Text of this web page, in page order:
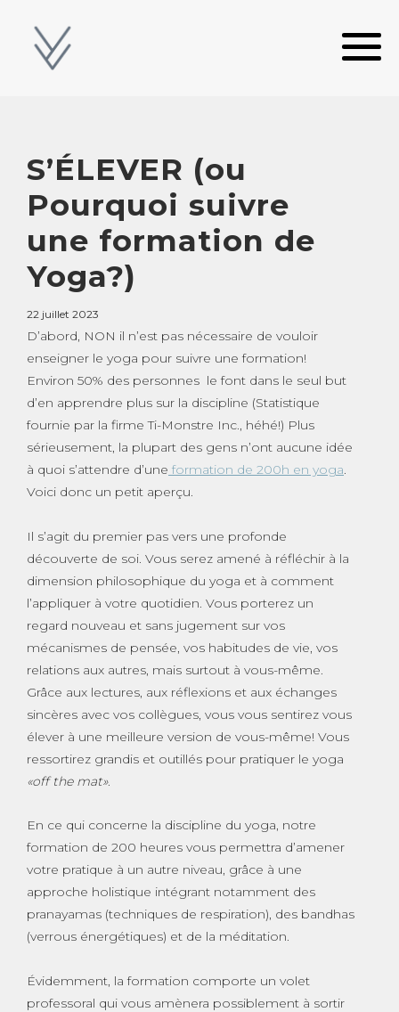
S’ÉLEVER (ou
Pourquoi suivre
une formation de
Yoga?)
22 juillet 2023
D’abord, NON il n’est pas nécessaire de vouloir
enseigner le yoga pour suivre une formation!
Environ 50% des personnes le font dans le seul but
d’en apprendre plus sur la discipline (Statistique
fournie par la firme Ti-Monstre Inc., héhé!) Plus
sérieusement, la plupart des gens n’ont aucune idée
à quoi s’attendre d’une formation de 200h en yoga.
Voici donc un petit aperçu.
Il s’agit du premier pas vers une profonde
découverte de soi. Vous serez amené à réfléchir à la
dimension philosophique du yoga et à comment
l’appliquer à votre quotidien. Vous porterez un
regard nouveau et sans jugement sur vos
mécanismes de pensée, vos habitudes de vie, vos
relations aux autres, mais surtout à vous-même.
Grâce aux lectures, aux réflexions et aux échanges
sincères avec vos collègues, vous vous sentirez vous
élever à une meilleure version de vous-même! Vous
ressortirez grandis et outillés pour pratiquer le yoga
«off the mat».
En ce qui concerne la discipline du yoga, notre
formation de 200 heures vous permettra d’amener
votre pratique à un autre niveau, grâce à une
approche holistique intégrant notamment des
pranayamas (techniques de respiration), des bandhas
(verrous énergétiques) et de la méditation.
Évidemment, la formation comporte un volet
professoral qui vous amènera possiblement à sortir